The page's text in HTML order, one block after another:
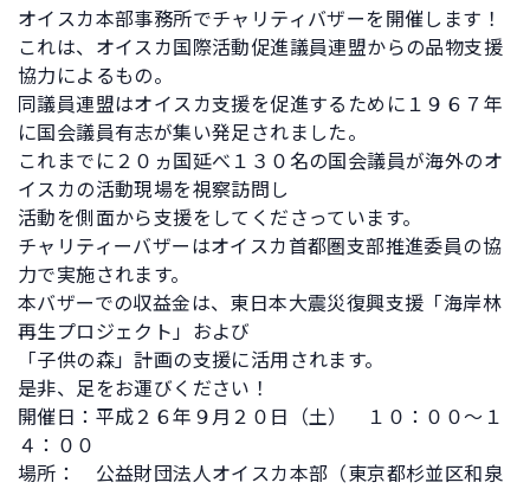
オイスカ本部事務所でチャリティバザーを開催します！
これは、オイスカ国際活動促進議員連盟からの品物支援
協力によるもの。
同議員連盟はオイスカ支援を促進するために１９６７年
に国会議員有志が集い発足されました。
これまでに２０ヵ国延べ１３０名の国会議員が海外のオ
イスカの活動現場を視察訪問し
活動を側面から支援をしてくださっています。
チャリティーバザーはオイスカ首都圏支部推進委員の協
力で実施されます。
本バザーでの収益金は、東日本大震災復興支援「海岸林
再生プロジェクト」および
「子供の森」計画の支援に活用されます。
是非、足をお運びください！
開催日：平成２６年９月２０日（土） １０：００～１
４：００
場所： 公益財団法人オイスカ本部（東京都杉並区和泉